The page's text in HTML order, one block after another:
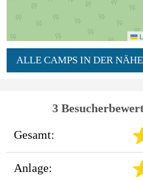
ALLE CAMPS IN DER
3
Gesamt:
Anlage: